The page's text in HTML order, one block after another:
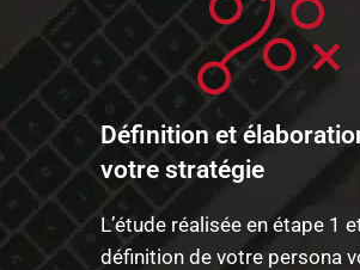
Définition et
votre stratégie
L’étude réalisée en étape 1
définition de votre persona